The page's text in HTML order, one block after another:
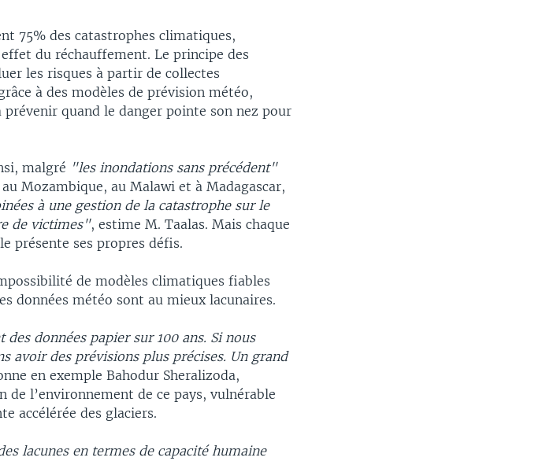
75% des catastrophes climatiques,
du réchauffement. Le principe des
les risques à partir de collectes
à des modèles de prévision météo,
quand le danger pointe son nez pour
malgré "les inondations sans précédent"
Mozambique, au Malawi et à Madagascar,
à une gestion de la catastrophe sur le
de victimes", estime M. Taalas. Mais chaque
présente ses propres défis.
de modèles climatiques fiables
données météo sont au mieux lacunaires.
données papier sur 100 ans. Si nous
avoir des prévisions plus précises. Un grand
en exemple Bahodur Sheralizoda,
l’environnement de ce pays, vulnérable
accélérée des glaciers.
lacunes en termes de capacité humaine